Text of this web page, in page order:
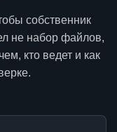
собственник
не набор файлов,
кто ведет и как